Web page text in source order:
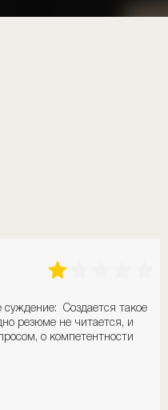
Создается такое
резюме не читается, и
о компетентности